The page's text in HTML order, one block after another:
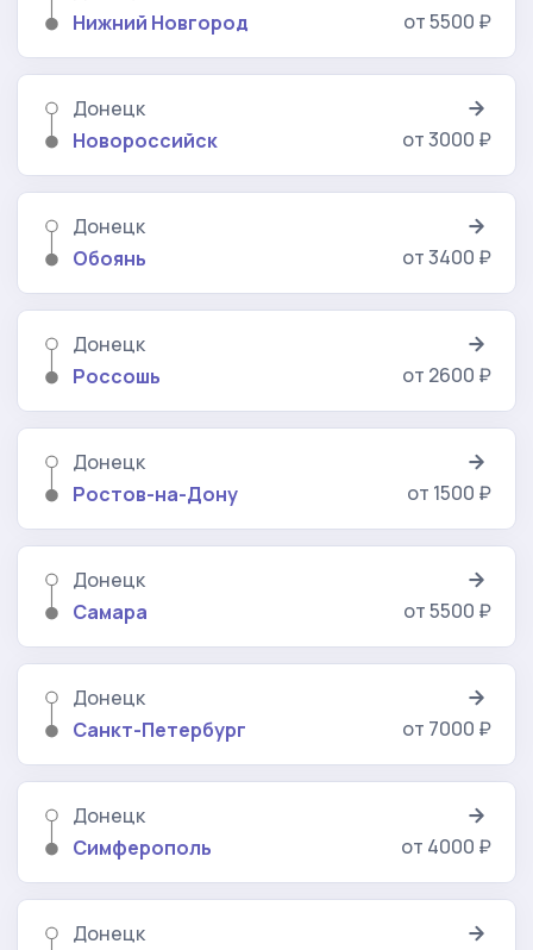
Нижний Новгород
от 5500 ₽
Донецк
Новороссийск
от 3000 ₽
Донецк
Обоянь
от 3400 ₽
Донецк
Россошь
от 2600 ₽
Донецк
Ростов-на-Дону
от 1500 ₽
Донецк
Самара
от 5500 ₽
Донецк
Санкт-Петербург
от 7000 ₽
Донецк
Симферополь
от 4000 ₽
Донецк